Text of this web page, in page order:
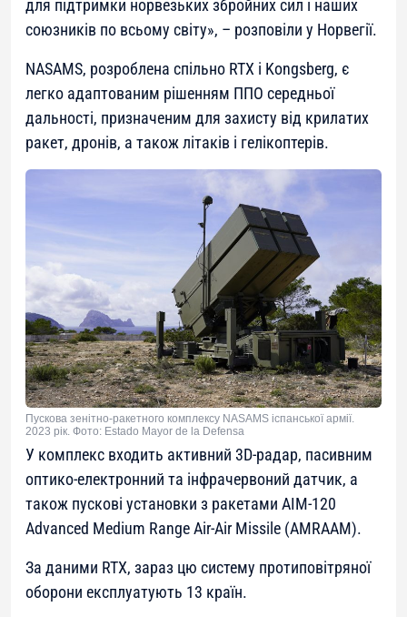
для підтримки норвезьких збройних сил і наших
союзників по всьому світу», – розповіли у Норвегії.
NASAMS, розроблена спільно RTX і Kongsberg, є
легко адаптованим рішенням ППО середньої
дальності, призначеним для захисту від крилатих
ракет, дронів, а також літаків і гелікоптерів.
Пускова зенітно-ракетного комплексу NASAMS іспанської армії.
2023 рік. Фото: Estado Mayor de la Defensa
У комплекс входить активний 3D-радар, пасивним
оптико-електронний та інфрачервоний датчик, а
також пускові установки з ракетами AIM-120
Advanced Medium Range Air-Air Missile (AMRAAM).
За даними RTX, зараз цю систему протиповітряної
оборони експлуатують 13 країн.